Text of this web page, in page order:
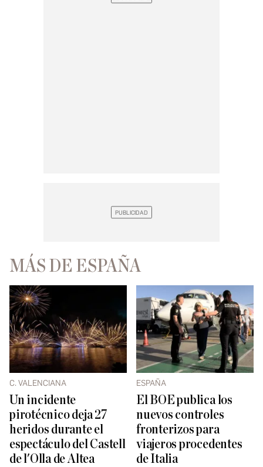
MÁS DE ESPAÑA
C. VALENCIANA
Un incidente
pirotécnico deja 27
heridos durante el
espectáculo del Castell
de l'Olla de Altea
ESPAÑA
El BOE publica los
nuevos controles
fronterizos para
viajeros procedentes
de Italia